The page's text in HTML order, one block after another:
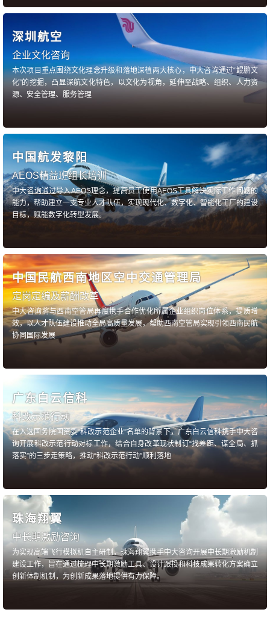
深圳航空
企业文化咨询
本次项目重点围绕文化理念升级和落地深植两大核心，中大咨询通过“鲲鹏文
化”的挖掘，凸显深航文化特色，以文化为视角，延伸至战略、组织、人力资
源、安全管理、服务管理
中国航发黎阳
AEOS精益班组长培训
中大咨询通过导入AEOS理念，提高员工使用AEOS工具解决实际工作问题的
能力，帮助建立一支专业人才队伍，实现现代化、数字化、智能化工厂的建设
目标，赋能数字化转型发展。
中国民航西南地区空中交通管理局
定岗定编及薪酬改革
中大咨询将与西南空管局再度携手合作优化所属企业组织岗位体系，提质增
效，以人才队伍建设推动全局高质量发展，帮助西南空管局实现引领西南民航
协同国际发展
广东白云信科
科改示范行动
在入选国务院国资委“科改示范企业”名单的背景下，广东白云信科携手中大咨
询开展科改示范行动对标工作，结合自身改革现状制订“找差距、谋全局、抓
落实”的三步走策略，推动“科改示范行动”顺利落地
珠海翔翼
中长期激励咨询
为实现高端飞行模拟机自主研制，珠海翔翼携手中大咨询开展中长期激励机制
建设工作，旨在通过梳理中长期激励工具、设计跟投和科技成果转化方案确立
创新体制机制，为创新成果落地提供有力保障。